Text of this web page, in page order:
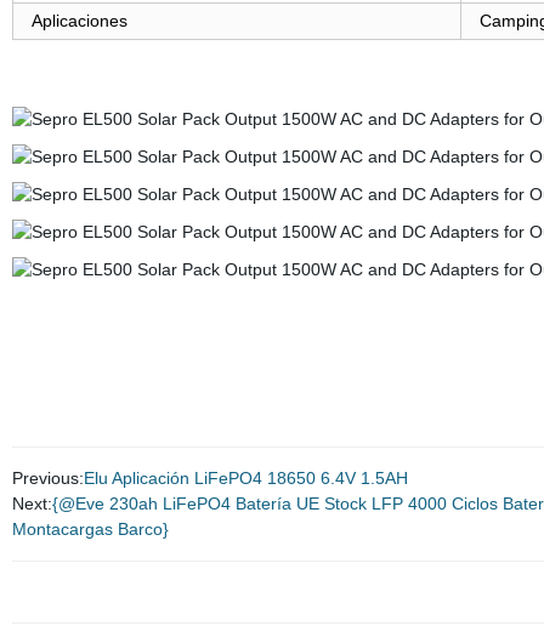
Aplicaciones
Previous:Elu Aplicación LiFePO4 18650 6.4V 1.5AH
Next:{@Eve 230ah LiFePO4 Batería UE Stock LFP 4000 Ciclos
Montacargas Barco}